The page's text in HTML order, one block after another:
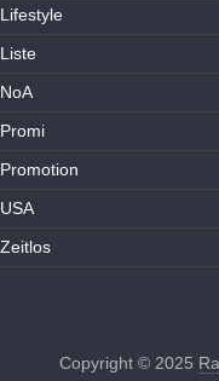
Lifestyle
Liste
NoA
Promi
Promotion
USA
Zeitlos
Copyright © 2025